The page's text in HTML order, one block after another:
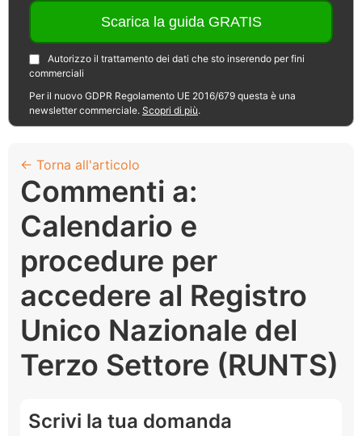
Autorizzo il trattamento dei dati che sto inserendo per fini
commerciali
Per il nuovo GDPR Regolamento UE 2016/679 questa è una
newsletter commerciale. Scopri di più.
← Torna all'articolo
Commenti a:
Calendario e
procedure per
accedere al Registro
Unico Nazionale del
Terzo Settore (RUNTS)
Scrivi la tua domanda